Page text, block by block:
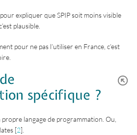
expliquer que SPIP soit moins visible
plausible.
pour ne pas l’utiliser en France, c’est
spécifique ?
langage de programmation. Ou,
[2]